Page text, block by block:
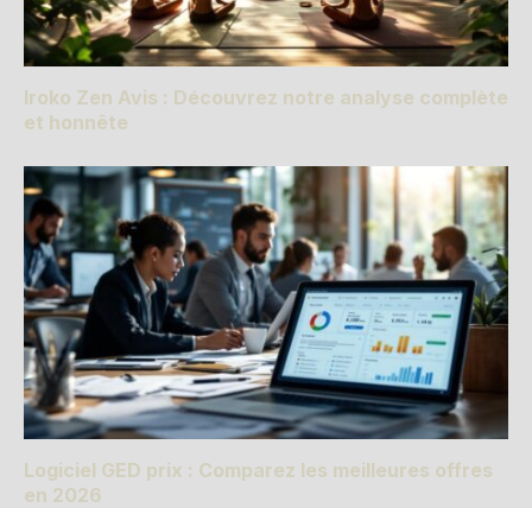
Iroko Zen Avis : Découvrez notre analyse complète
et honnête
Logiciel GED prix : Comparez les meilleures offres
en 2026